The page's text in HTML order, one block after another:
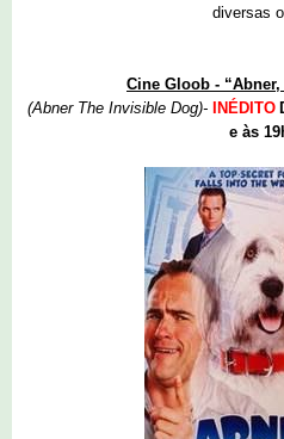
diversas
Cine Gloob -
(Abner The Invisible Dog)-INÉDITO
e às